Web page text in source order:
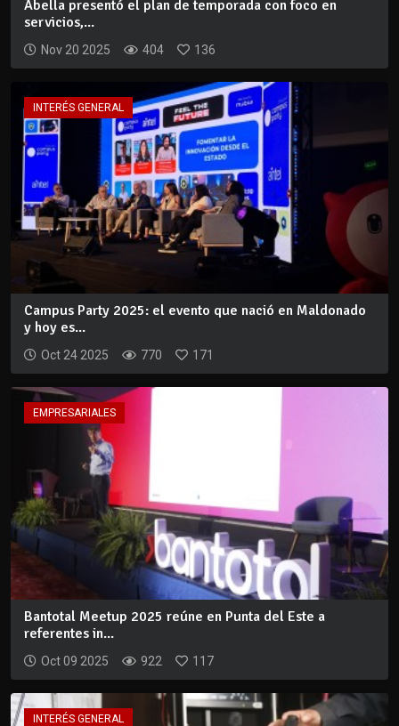
Abella presentó el plan de temporada con foco en
servicios,...
Nov 20 2025 404 136
INTERÉS GENERAL
Campus Party 2025: el evento que nació en Maldonado
y hoy es...
Oct 24 2025 770 171
EMPRESARIALES
Bantotal Meetup 2025 reúne en Punta del Este a
referentes in...
Oct 09 2025 922 117
INTERÉS GENERAL